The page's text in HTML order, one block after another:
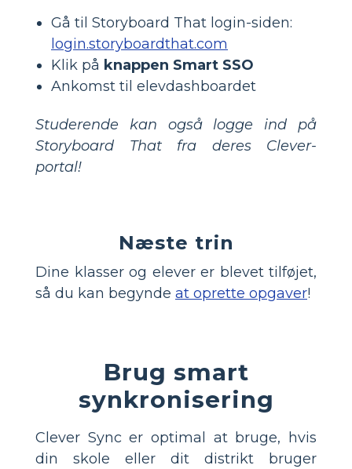
Gå til Storyboard That login-siden:
login.storyboardthat.com
Klik på knappen Smart SSO
Ankomst til elevdashboardet
Studerende kan også logge ind på
Storyboard That fra deres Clever-
portal!
Næste trin
Dine klasser og elever er blevet tilføjet,
så du kan begynde at oprette opgaver!
Brug smart
synkronisering
Clever Sync er optimal at bruge, hvis
din skole eller dit distrikt bruger